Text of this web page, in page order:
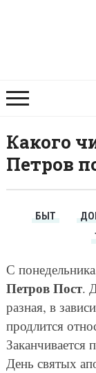
Какого
Петров
БЫТ
С
Петров Пост.
разная, в
продлится
День святых